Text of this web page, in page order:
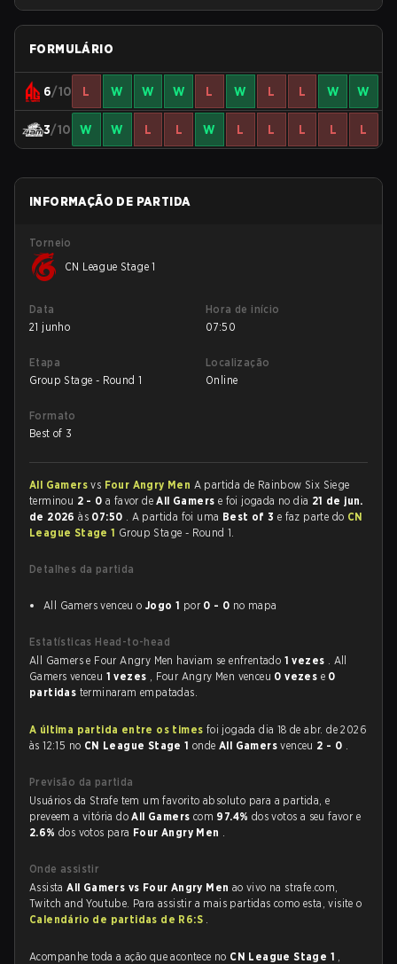
FORMULÁRIO
6/10 L W W W L W L L W W
3/10 W W L L W L L L L L
INFORMAÇÃO DE PARTIDA
Torneio
CN League Stage 1
Data
21 junho
Hora de início
07:50
Etapa
Group Stage - Round 1
Localização
Online
Formato
Best of 3
All Gamersvs Four Angry Men A partida de Rainbow Six Siege
terminou 2 - 0 a favor deAll Gamers e foi jogada no dia 21 de jun.
de 2026às 07:50 . A partida foi uma Best of 3 e faz parte do CN
League Stage 1 Group Stage - Round 1.
Detalhes da partida
All Gamers venceu o Jogo 1 por 0 - 0 no mapa
Estatísticas Head-to-head
All Gamers e Four Angry Men haviam se enfrentado 1 vezes . All
Gamers venceu 1 vezes , Four Angry Men venceu 0 vezes e 0
partidas terminaram empatadas.
A última partida entre os times foi jogada dia 18 de abr. de 2026
às 12:15 no CN League Stage 1ondeAll Gamersvenceu 2 - 0 .
Previsão da partida
Usuários da Strafe tem um favorito absoluto para a partida, e
preveem a vitória doAll Gamers com 97.4% dos votos a seu favor e
2.6% dos votos para Four Angry Men .
Onde assistir
AssistaAll Gamers vs Four Angry Men ao vivo na strafe.com,
Twitch and Youtube. Para assistir a mais partidas como esta, visite o
Calendário de partidas de R6:S .
Acompanhe toda a ação que acontece no CN League Stage 1 ,